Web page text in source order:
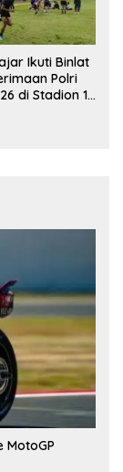
Ikuti Binlat
Polri
di Stadion 16
MotoGP